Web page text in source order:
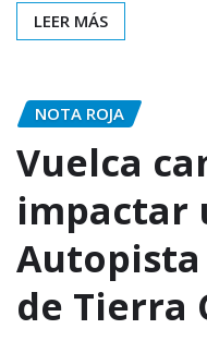
LEER MÁS
NOTA ROJA
Vuelca
impactar
Autopista
de Tierra